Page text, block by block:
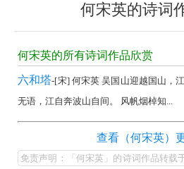
何宋英的诗词
何
宋
英
的
作
何宋英的所有诗词作品欣赏
六和塔-[宋] 何宋英 吴国山迎越国山，
无语，江自奔波山自间。 风帆烟棹知...
宋
查看（何宋英）
免责声明：「何宋英」的诗词作品转载